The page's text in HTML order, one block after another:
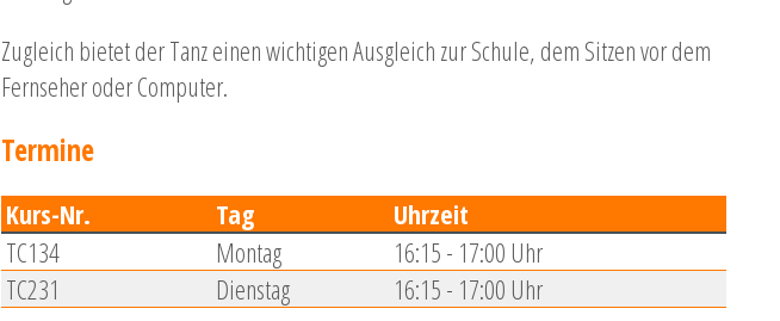
Zugleich bietet der Tanz einen wichtigen Ausgleich zur Schule, dem Sitzen vor dem
Fernseher oder Computer.
Termine
Kurs-Nr. Tag
Uhrzeit
TC134
Montag
16:15 - 17:00 Uhr
TC231
Dienstag
16:15 - 17:00 Uhr